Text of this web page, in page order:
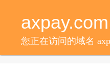
您正在访问的域名